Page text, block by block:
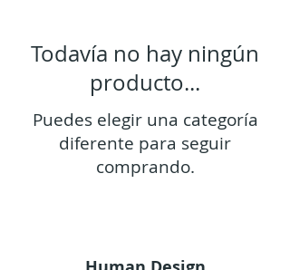
Todavía no hay ningún
producto...
Puedes elegir una categoría
diferente para seguir
comprando.